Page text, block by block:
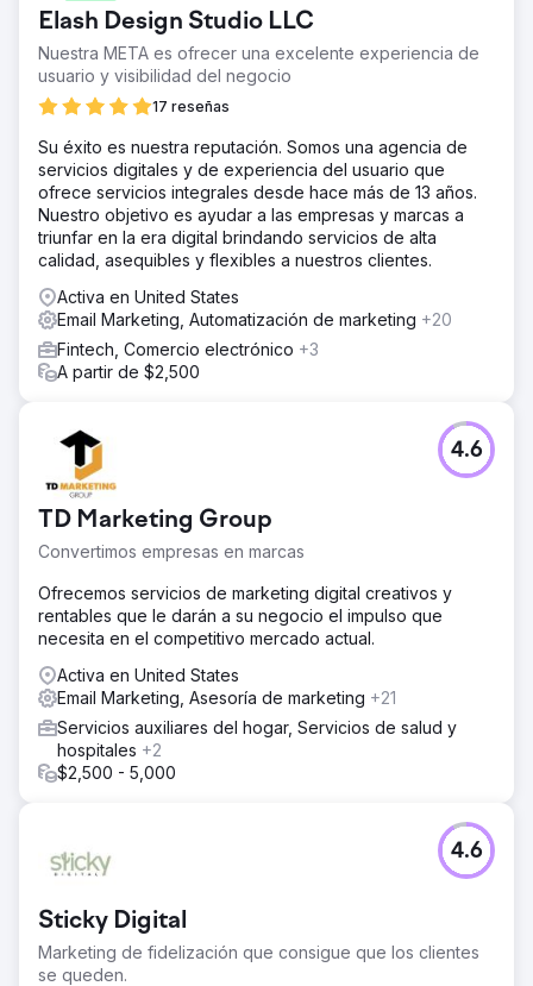
Elash Design Studio LLC
Nuestra META es ofrecer una excelente experiencia de
usuario y visibilidad del negocio
17 reseñas
Su éxito es nuestra reputación. Somos una agencia de
servicios digitales y de experiencia del usuario que
ofrece servicios integrales desde hace más de 13 años.
Nuestro objetivo es ayudar a las empresas y marcas a
triunfar en la era digital brindando servicios de alta
calidad, asequibles y flexibles a nuestros clientes.
Activa en United States
Email Marketing, Automatización de marketing +20
Fintech, Comercio electrónico +3
A partir de $2,500
TD Marketing Group
Convertimos empresas en marcas
4.6
Ofrecemos servicios de marketing digital creativos y
rentables que le darán a su negocio el impulso que
necesita en el competitivo mercado actual.
Activa en United States
Email Marketing, Asesoría de marketing +21
Servicios auxiliares del hogar, Servicios de salud y
hospitales +2
$2,500 - 5,000
Sticky Digital
Marketing de fidelización que consigue que los clientes
se queden.
4.6